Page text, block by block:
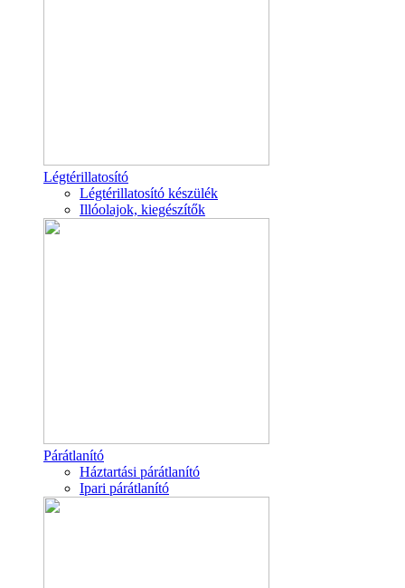
Légtérillatosító
Légtérillatosító készülék
Illóolajok, kiegészítők
Párátlanító
Háztartási párátlanító
Ipari párátlanító